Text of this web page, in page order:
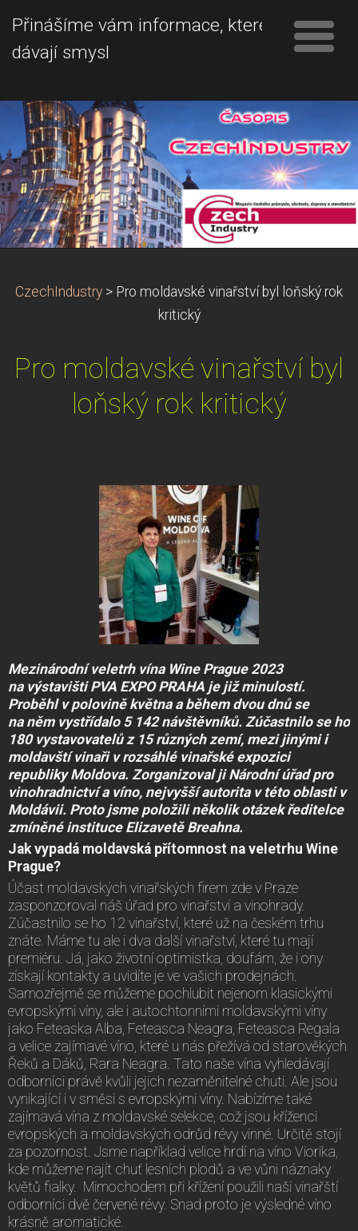
Přinášíme vám informace, které
dávají smysl
CzechIndustry > Pro moldavské vinařství byl loňský rok
kritický
Pro moldavské vinařství byl
loňský rok kritický
Mezinárodní veletrh vína Wine Prague 2023
na výstavišti PVA EXPO PRAHA je již minulostí.
Proběhl v polovině května a během dvou dnů se
na něm vystřídalo 5 142 návštěvníků. Zúčastnilo se ho
180 vystavovatelů z 15 různých zemí, mezi jinými i
moldavští vinaři v rozsáhlé vinařské expozici
republiky Moldova. Zorganizoval ji Národní úřad pro
vinohradnictví a víno, nejvyšší autorita v této oblasti v
Moldávii. Proto jsme položili několik otázek ředitelce
zmíněné instituce Elizavetě Breahna.
Jak vypadá moldavská přítomnost na veletrhu Wine
Prague?
Účast moldavských vinařských firem zde v Praze
zasponzoroval náš úřad pro vinařství a vinohrady.
Zúčastnilo se ho 12 vinařství, které už na českém trhu
znáte. Máme tu ale i dva další vinařství, které tu mají
premiéru. Já, jako životní optimistka, doufám, že i ony
získají kontakty a uvidíte je ve vašich prodejnách.
Samozřejmě se můžeme pochlubit nejenom klasickými
evropskými víny, ale i autochtonními moldavskými víny
jako Feteaska Alba, Feteasca Neagra, Feteasca Regala
a velice zajímavé víno, které u nás přežívá od starověkých
Řeků a Dáků, Rara Neagra. Tato naše vína vyhledávají
odborníci právě kvůli jejich nezaměnitelné chuti. Ale jsou
vynikající i v směsi s evropskými víny. Nabízíme také
zajímavá vína z moldavské selekce, což jsou kříženci
evropských a moldavských odrůd révy vinné. Určitě stojí
za pozornost. Jsme například velice hrdí na víno Viorika,
kde můžeme najít chuť lesních plodů a ve vůni náznaky
květů fialky. Mimochodem při křížení použili naši vinařští
odborníci dvě červené révy. Snad proto je výsledné víno
krásně aromatické.